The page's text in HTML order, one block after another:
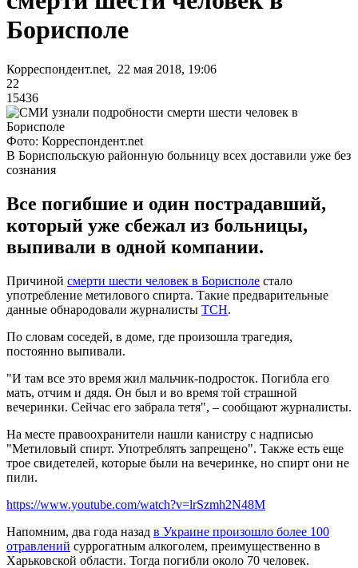
Борисполе
Корреспондент.net, 22 мая 2018, 19:06
22
15436
Фото: Корреспондент.net
В Бориспольскую районную больницу всех доставили уже без
сознания
Все погибшие и один пострадавший,
который уже сбежал из больницы,
выпивали в одной компании.
Причиной смерти шести человек в Борисполе стало
употребление метилового спирта. Такие предварительные
данные обнародовали журналисты ТСН.
По словам соседей, в доме, где произошла трагедия,
постоянно выпивали.
"И там все это время жил мальчик-подросток. Погибла его
мать, отчим и дядя. Он был и во время той страшной
вечеринки. Сейчас его забрала тетя", – сообщают журналисты.
На месте правоохранители нашли канистру с надписью
"Метиловый спирт. Употреблять запрещено". Также есть еще
трое свидетелей, которые были на вечеринке, но спирт они не
пили.
https://www.youtube.com/watch?v=lrSzmh2N48M
Напомним, два года назад в Украине произошло более 100
отравлений суррогатным алкоголем, преимущественно в
Харьковской области. Тогда погибли около 70 человек.